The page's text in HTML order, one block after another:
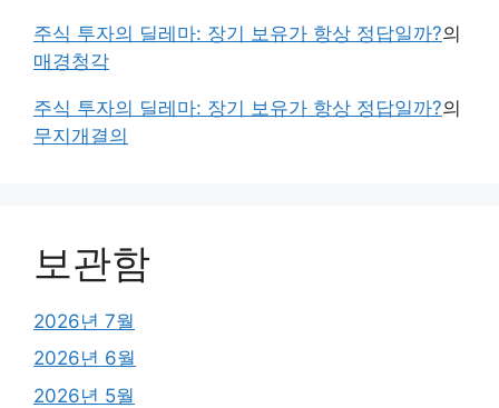
주식 투자의 딜레마: 장기 보유가 항상 정답일까?의
매경청각
주식 투자의 딜레마: 장기 보유가 항상 정답일까?의
무지개결의
보관함
2026년 7월
2026년 6월
2026년 5월